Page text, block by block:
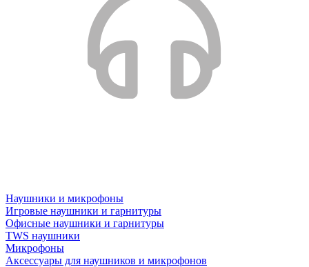
Наушники и микрофоны
Игровые наушники и гарнитуры
Офисные наушники и гарнитуры
TWS наушники
Микрофоны
Аксессуары для наушников и микрофонов